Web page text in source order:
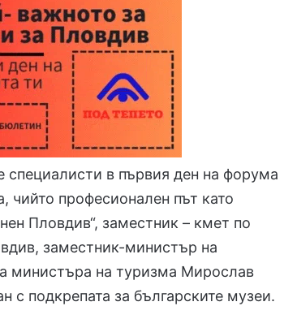
специалисти в първия ден на форума
чийто професионален път като
Пловдив“, заместник – кмет по
заместник-министър на
министъра на туризма Мирослав
с подкрепата за българските музеи.